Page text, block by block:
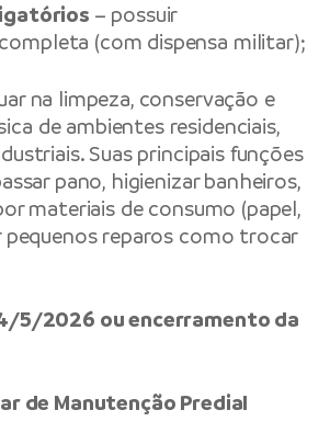
– possuir
(com dispensa militar);
na limpeza, conservação e
de ambientes residenciais,
Suas principais funções
pano, higienizar banheiros,
materiais de consumo (papel,
pequenos reparos como trocar
5/2026 ou encerramento da
de Manutenção Predial